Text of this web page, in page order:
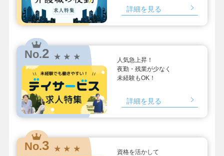
詳細を見る
No.2 ★ ★ ★
人気急上昇！
夜勤・残業が少なく
未経験もOK！
詳細を見る
No.3 ★ ★ ★
資格を活かして